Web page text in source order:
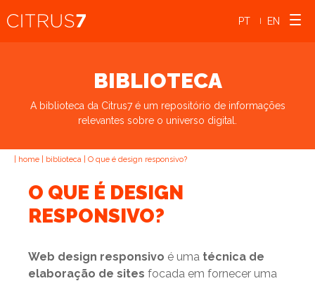
PT | EN
BIBLIOTECA
A biblioteca da Citrus7 é um repositório de informações
relevantes sobre o universo digital.
home biblioteca O que é design responsivo?
O QUE É DESIGN
RESPONSIVO?
Web design responsivo é uma técnica de
elaboração de sites focada em fornecer uma